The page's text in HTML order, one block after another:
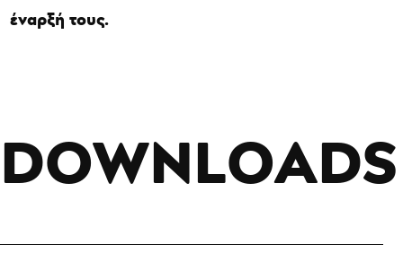
έναρξή τους.
DOWNLOADS